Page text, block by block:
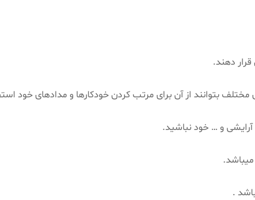
دهند.
مختلف بتوانند از آن برای مرتب کردن خودکارها و مدادهای خود
و … خود نباشید.
.